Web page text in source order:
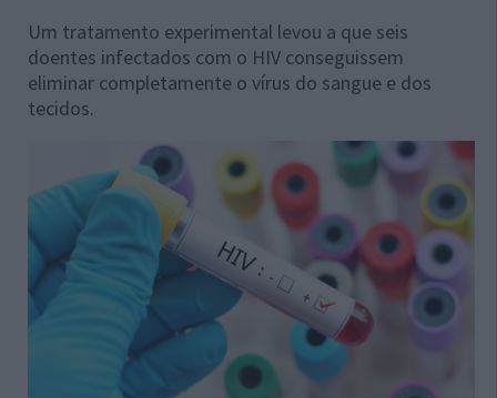
Um tratamento experimental levou a que seis
doentes infectados com o HIV conseguissem
eliminar completamente o vírus do sangue e dos
tecidos.